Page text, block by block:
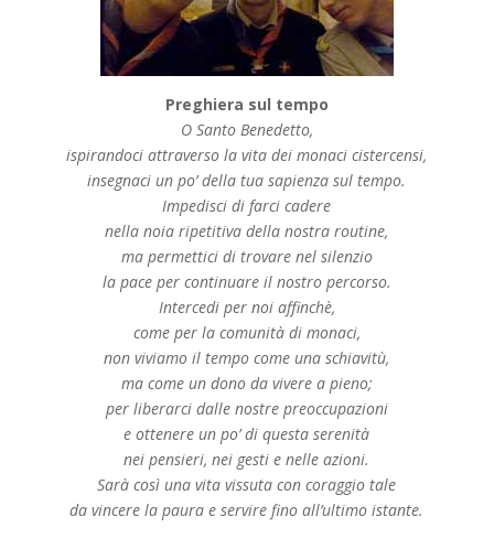
Preghiera sul tempo
O Santo Benedetto,
ispirandoci attraverso la vita dei monaci cistercensi,
insegnaci un po’ della tua sapienza sul tempo.
Impedisci di farci cadere
nella noia ripetitiva della nostra routine,
ma permettici di trovare nel silenzio
la pace per continuare il nostro percorso.
Intercedi per noi affinchè,
come per la comunità di monaci,
non viviamo il tempo come una schiavitù,
ma come un dono da vivere a pieno;
per liberarci dalle nostre preoccupazioni
e ottenere un po’ di questa serenità
nei pensieri, nei gesti e nelle azioni.
Sarà così una vita vissuta con coraggio tale
da vincere la paura e servire fino all’ultimo istante.